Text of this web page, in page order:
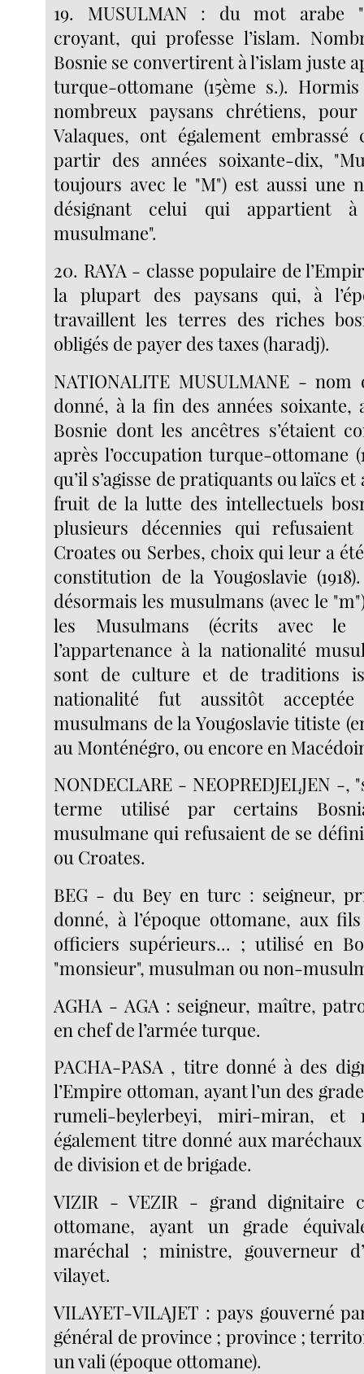
19. MUSULMAN : du mot arabe
croyant, qui professe l’islam.
Bosnie se convertirent à l’islam juste
turque-ottomane (15ème s.).
nombreux paysans chrétiens,
Valaques, ont également
partir des années soixante-dix,
toujours avec le "M") est aussi une
désignant celui qui appartient
musulmane".
20. RAYA - classe populaire de
la plupart des paysans qui, à
travaillent les terres des riches
obligés de payer des taxes (haradj).
NATIONALITE MUSULMANE -
donné, à la fin des années soixante,
Bosnie dont les ancêtres s’étaient
après l’occupation turque-ottomane
qu’il s’agisse de pratiquants ou laïcs
fruit de la lutte des intellectuels
plusieurs décennies qui
Croates ou Serbes, choix qui leur a
constitution de la Yougoslavie
désormais les musulmans (avec le
les Musulmans (écrits avec le
l’appartenance à la nationalité
sont de culture et de traditions
nationalité fut aussitôt
musulmans de la Yougoslavie titiste
au Monténégro, ou encore en
NONDECLARE - NEOPREDJELJEN -,
terme utilisé par certains
musulmane qui refusaient de se
ou Croates.
BEG - du Bey en turc : seigneur,
donné, à l’époque ottomane, aux
officiers supérieurs... ; utilisé en
"monsieur", musulman ou non-
AGHA - AGA : seigneur, maître,
en chef de l’armée turque.
PACHA-PASA , titre donné à des
l’Empire ottoman, ayant l’un des
rumeli-beylerbeyi, miri-miran, et
également titre donné aux
de division et de brigade.
VIZIR - VEZIR - grand dignitaire
ottomane, ayant un grade
maréchal ; ministre, gouverneur
vilayet.
VILAYET-VILAJET : pays gouverné
général de province ; province ;
un vali (époque ottomane).